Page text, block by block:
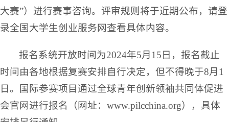
大赛”）进行赛事咨询。评审规则将于近期公布，请登
录全国大学生创业服务网查看具体内容。
报名系统开放时间为2024年5月15日，报名截止
时间由各地根据复赛安排自行决定，但不得晚于8月1
日。国际参赛项目通过全球青年创新领袖共同体促进
会官网进行报名（网址：www.pilcchina.org），具体